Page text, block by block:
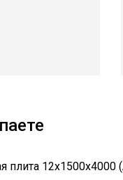
плита 12х1500х4000